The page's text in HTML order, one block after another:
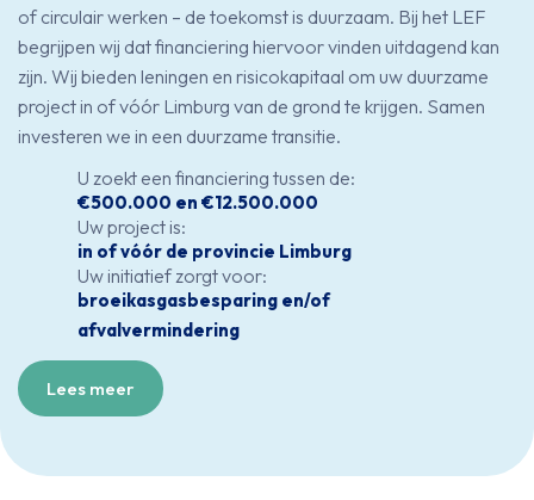
of circulair werken – de toekomst is duurzaam. Bij het LEF
begrijpen wij dat financiering hiervoor vinden uitdagend kan
zijn. Wij bieden leningen en risicokapitaal om uw duurzame
project in of vóór Limburg van de grond te krijgen. Samen
investeren we in een duurzame transitie.
U zoekt een financiering tussen de:
€500.000 en €12.500.000
Uw project is:
in of vóór de provincie Limburg
Uw initiatief zorgt voor:
broeikasgasbesparing en/of
afvalvermindering
Lees meer